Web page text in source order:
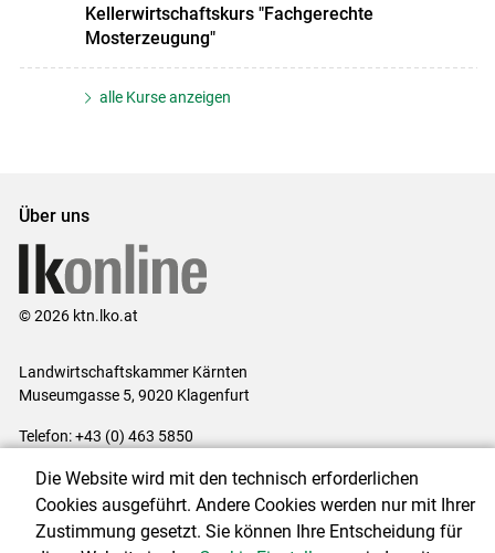
Kellerwirtschaftskurs "Fachgerechte
Mosterzeugung"
alle Kurse anzeigen
Über uns
© 2026 ktn.lko.at
Landwirtschaftskammer Kärnten
Museumgasse 5, 9020 Klagenfurt
Telefon: +43 (0) 463 5850
Impressum|Kontakt|Datenschutzerklärung|Barrierefreiheit|
Cookie-Einstellungen
Die Website wird mit den technisch erforderlichen
Cookies ausgeführt. Andere Cookies werden nur mit Ihrer
Zustimmung gesetzt. Sie können Ihre Entscheidung für